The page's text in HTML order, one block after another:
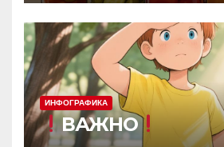
ИНФОГРАФИКА
ВАЖНО